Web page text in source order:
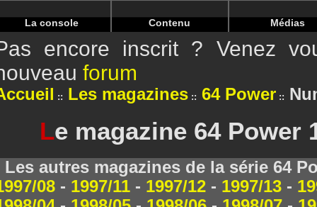
La console Contenu Médias
encore inscrit ? Venez
forum
Les magazines 64 Power
Le magazine 64 Power
Les autres magazines de la série 64
08 - 1997/11 - 1997/12 - 1997/13 -